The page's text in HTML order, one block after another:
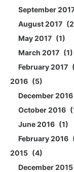
September
August 2017
2
May 2017
1
March 2017
1
February 2017
2016
5
December 2016
October 2016
June 2016
1
February 2016
2015
4
December 2015